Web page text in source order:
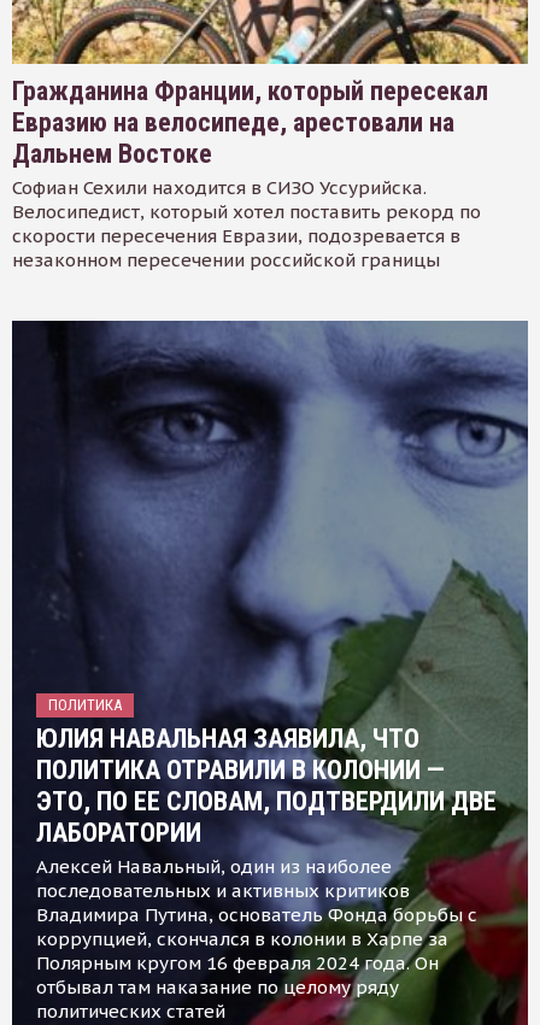
Гражданина Франции, который пересекал
Евразию на велосипеде, арестовали на
Дальнем Востоке
Софиан Сехили находится в СИЗО Уссурийска.
Велосипедист, который хотел поставить рекорд по
скорости пересечения Евразии, подозревается в
незаконном пересечении российской границы
ПОЛИТИКА
ЮЛИЯ НАВАЛЬНАЯ ЗАЯВИЛА, ЧТО
ПОЛИТИКА ОТРАВИЛИ В КОЛОНИИ —
ЭТО, ПО ЕЕ СЛОВАМ, ПОДТВЕРДИЛИ ДВЕ
ЛАБОРАТОРИИ
Алексей Навальный, один из наиболее
последовательных и активных критиков
Владимира Путина, основатель Фонда борьбы с
коррупцией, скончался в колонии в Харпе за
Полярным кругом 16 февраля 2024 года. Он
отбывал там наказание по целому ряду
политических статей